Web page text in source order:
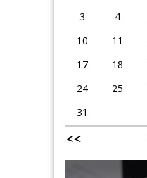
3
4
10
11
17
18
24
25
31